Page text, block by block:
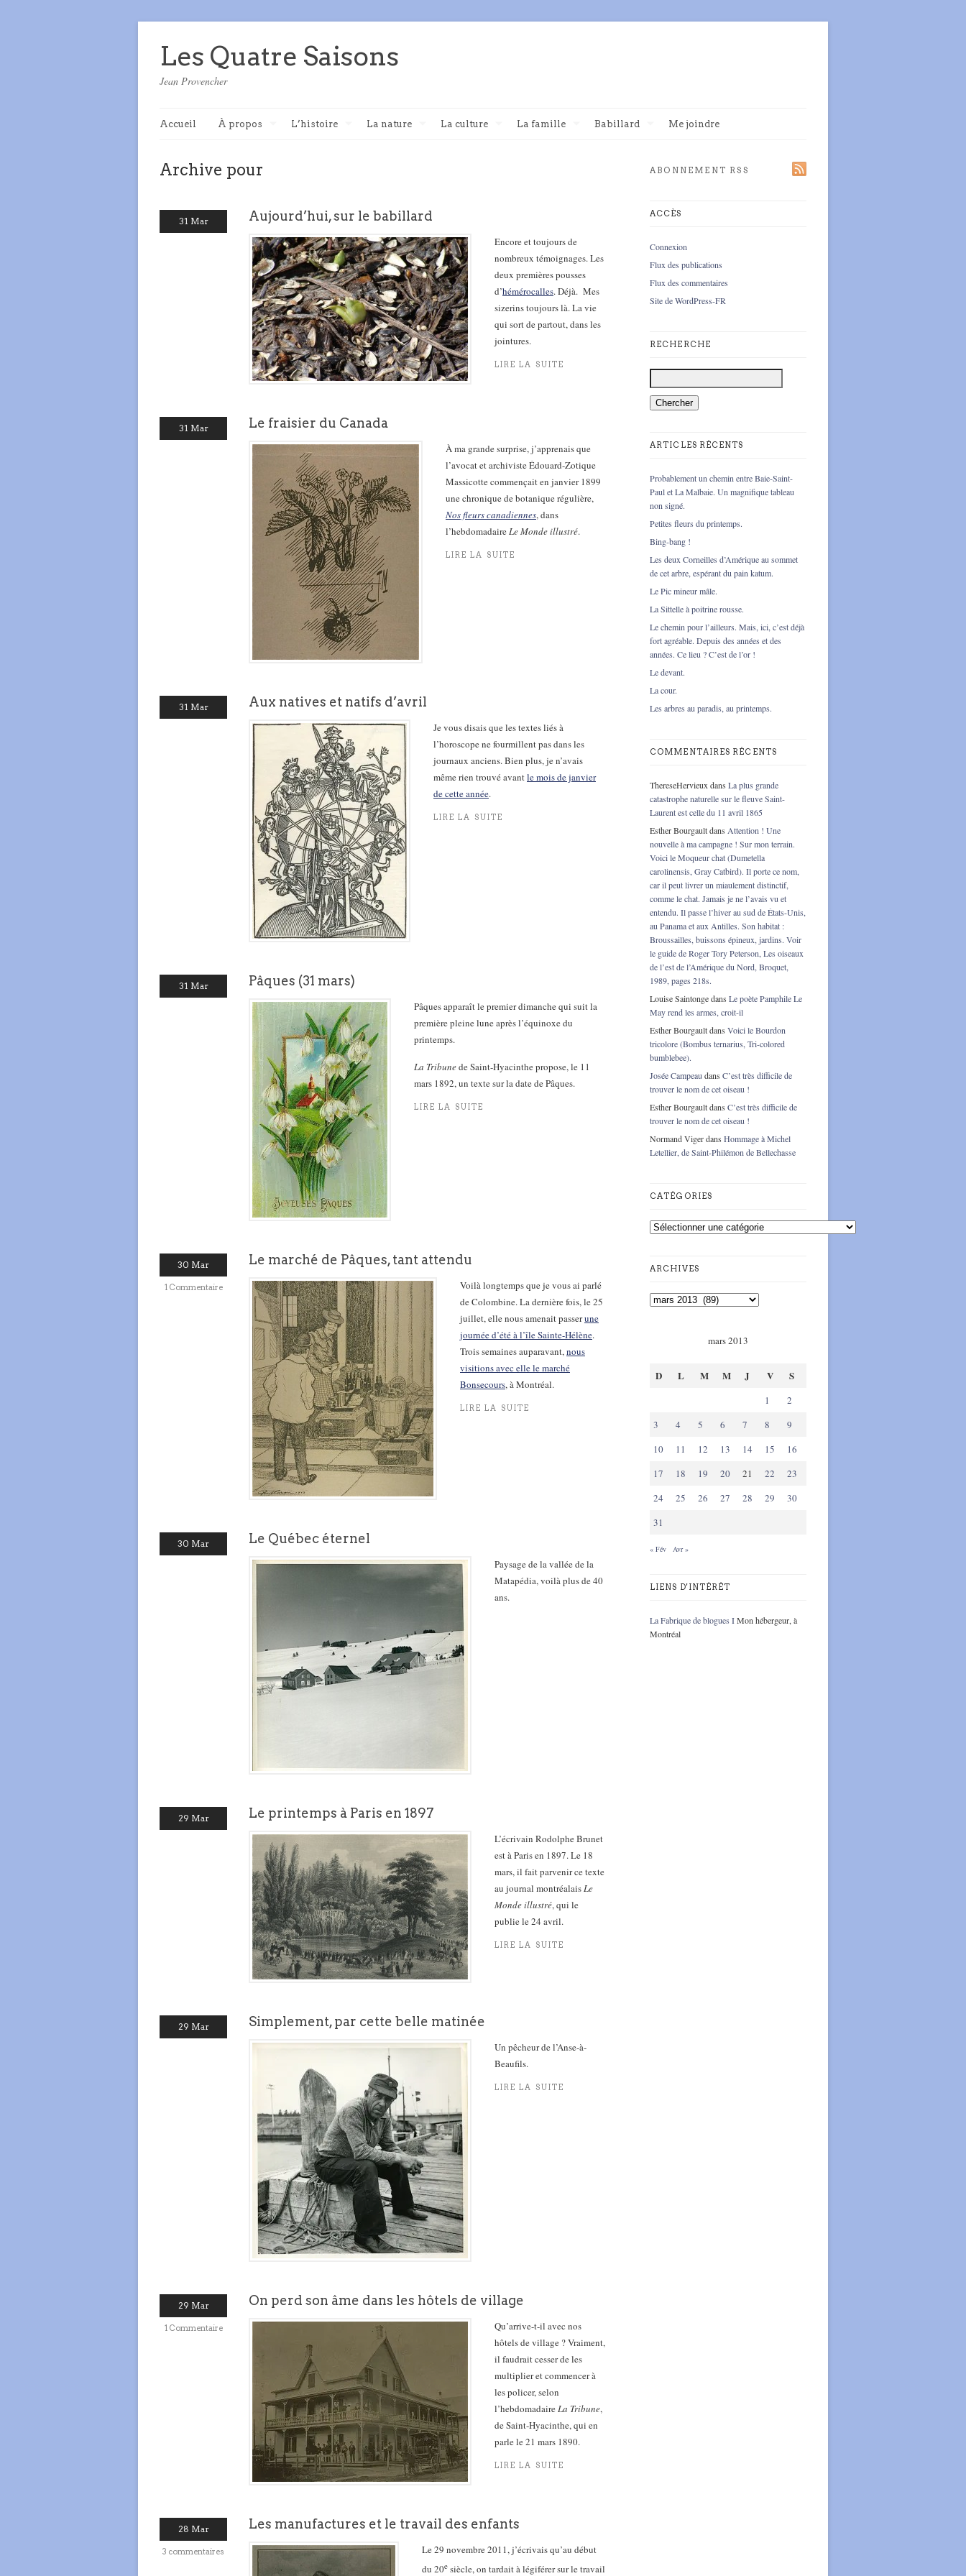
Les Quatre Saisons
Jean Provencher
Accueil À propos L’histoire La nature La culture La famille Babillard Me joindre
Archive pour
31 Mar Aujourd’hui, sur le babillard
Encore et toujours de
nombreux témoignages. Les
deux premières pousses
d’hémérocalles. Déjà. Mes
sizerins toujours là. La vie
qui sort de partout, dans les
jointures.
LIRE LA SUITE
31 Mar Le fraisier du Canada
À ma grande surprise, j’apprenais que
l’avocat et archiviste Édouard-Zotique
Massicotte commençait en janvier 1899
une chronique de botanique régulière,
Nos fleurs canadiennes, dans
l’hebdomadaireLe Monde illustré.
LIRE LA SUITE
31 Mar Aux natives et natifs d’avril
Je vous disais que les textes liés à
l’horoscope ne fourmillent pas dans les
journaux anciens. Bien plus, je n’avais
même rien trouvé avantle mois de janvier
de cette année.
LIRE LA SUITE
31 Mar Pâques (31 mars)
Pâques apparaît le premier dimanche qui suit la
première pleine lune après l’équinoxe du
printemps.
La Tribunede Saint-Hyacinthe propose, le 11
mars 1892, un texte sur la date de Pâques.
LIRE LA SUITE
30 Mar
1 Commentaire
Le marché de Pâques, tant attendu
Voilà longtemps que je vous ai parlé
de Colombine. La dernière fois, le 25
juillet, elle nous amenait passerune
journée d’été à l’île Sainte-Hélène.
Trois semaines auparavant,nous
visitions avec elle le marché
Bonsecours, à Montréal.
LIRE LA SUITE
30 Mar Le Québec éternel
Paysage de la vallée de la
Matapédia, voilà plus de 40
ans.
29 Mar Le printemps à Paris en 1897
L’écrivain Rodolphe Brunet
est à Paris en 1897. Le 18
mars, il fait parvenir ce texte
au journal montréalaisLe
Monde illustré, qui le
publie le 24 avril.
LIRE LA SUITE
29 Mar Simplement, par cette belle matinée
Un pêcheur de l’Anse-à-
Beaufils.
LIRE LA SUITE
29 Mar
1 Commentaire
On perd son âme dans les hôtels de village
Qu’arrive-t-il avec nos
hôtels de village ? Vraiment,
il faudrait cesser de les
multiplier et commencer à
les policer, selon
l’hebdomadaireLa Tribune,
de Saint-Hyacinthe, qui en
parle le 21 mars 1890.
LIRE LA SUITE
28 Mar
3 commentaires
Les manufactures et le travail des enfants
Le 29 novembre 2011, j’écrivais qu’au début
du 20e siècle, on tardait à légiférer sur le travail
ABONNEMENT RSS
ACCÈS
Connexion
Flux des publications
Flux des commentaires
Site de WordPress-FR
RECHERCHE
ARTICLES RÉCENTS
Probablement un chemin entre Baie-Saint-
Paul et La Malbaie. Un magnifique tableau
non signé.
Petites fleurs du printemps.
Bing-bang !
Les deux Corneilles d’Amérique au sommet
de cet arbre, espérant du pain katum.
Le Pic mineur mâle.
La Sittelle à poitrine rousse.
Le chemin pour l’ailleurs. Mais, ici, c’est déjà
fort agréable. Depuis des années et des
années. Ce lieu ? C’est de l’or !
Le devant.
La cour.
Les arbres au paradis, au printemps.
COMMENTAIRES RÉCENTS
ThereseHervieux dans La plus grande
catastrophe naturelle sur le fleuve Saint-
Laurent est celle du 11 avril 1865
Esther Bourgaultdans Attention ! Une
nouvelle à ma campagne ! Sur mon terrain.
Voici le Moqueur chat (Dumetella
carolinensis, Gray Catbird). Il porte ce nom,
car il peut livrer un miaulement distinctif,
comme le chat. Jamais je ne l’avais vu et
entendu. Il passe l’hiver au sud de États-Unis,
au Panama et aux Antilles. Son habitat :
Broussailles, buissons épineux, jardins. Voir
le guide de Roger Tory Peterson, Les oiseaux
de l’est de l’Amérique du Nord, Broquet,
1989, pages 218s.
Louise Saintongedans Le poète Pamphile Le
May rend les armes, croit-il
Esther Bourgaultdans Voici le Bourdon
tricolore (Bombus ternarius, Tri-colored
bumblebee).
Josée Campeau dans C’est très difficile de
trouver le nom de cet oiseau !
Esther Bourgaultdans C’est très difficile de
trouver le nom de cet oiseau !
Normand Vigerdans Hommage à Michel
Letellier, de Saint-Philémon de Bellechasse
CATÉGORIES
ARCHIVES
mars 2013
D L M M J V S
1
2
3
4 5 6 7 8
9
10
11 12 13 14 15
16
17
18 19 20 21 22
23
24
25 26 27 28 29
30
31
« Fév Avr »
LIENS D'INTÉRÊT
La Fabrique de blogues IMon hébergeur, à
Montréal